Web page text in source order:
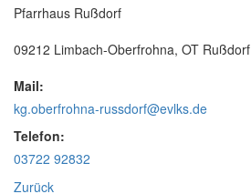
Pfarrhaus Rußdorf
09212 Limbach-Oberfrohna, OT Rußdorf
Mail:
kg.oberfrohna-russdorf@evlks.de
Telefon:
03722 92832
Zurück